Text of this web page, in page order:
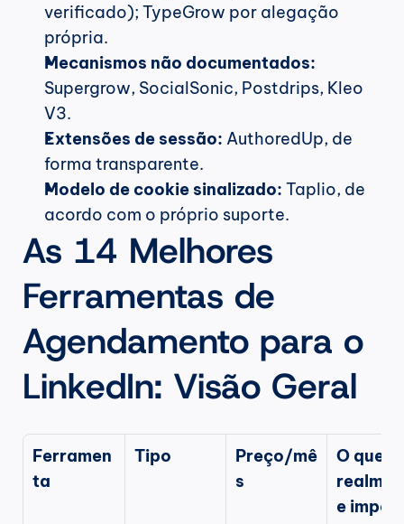
verificado); TypeGrow por alegação
própria.
Mecanismos não documentados:
Supergrow, SocialSonic, Postdrips, Kleo
V3.
Extensões de sessão: AuthoredUp, de
forma transparente.
Modelo de cookie sinalizado: Taplio, de
acordo com o próprio suporte.
As 14 Melhores
Ferramentas de
Agendamento para o
LinkedIn: Visão Geral
Ferramen
ta
Tipo
Preço/mê
s
O que
e